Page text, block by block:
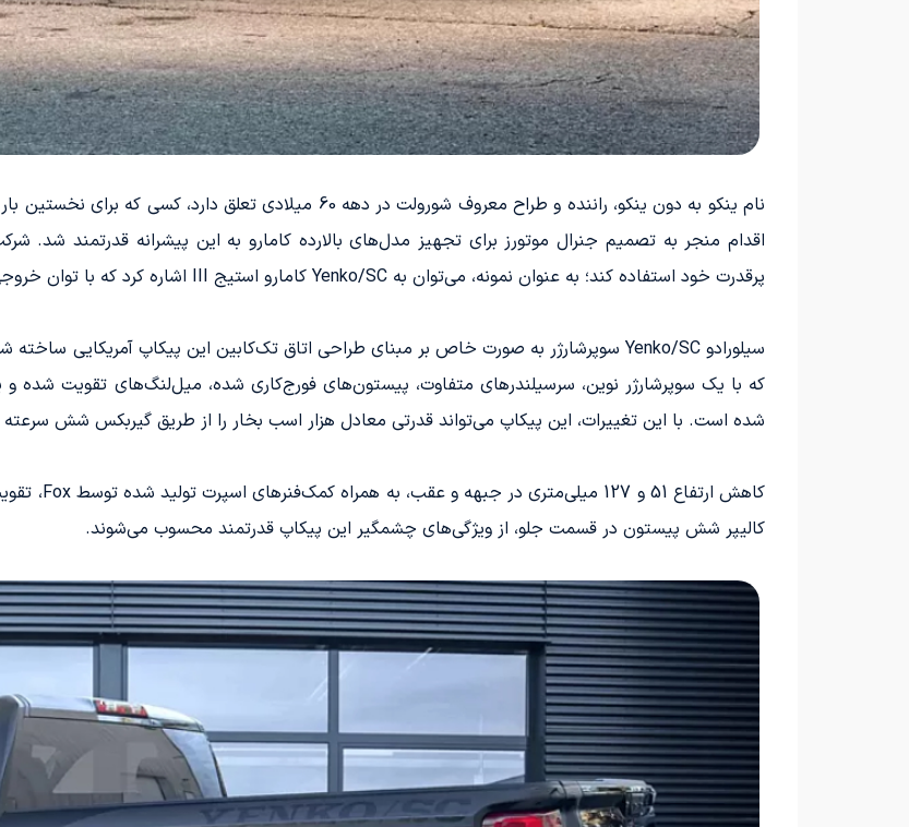
پرقدرت خود استفاده کند؛ به عنوان نمونه، می‌توان به Yenko/SC کامارو استیج III اشاره کرد که با توان خروجی فوق‌العاده 1521 اسب‌بخار عرضه می‌شود.
که با یک سوپرشارژر نوین، سرسیلندرهای متفاوت، پیستون‌های فورج‌کاری شده، میل‌لنگ‌های تقویت
شده است. با این تغییرات، این پیکاپ می‌تواند قدرتی معادل هزار اسب بخار را از طریق گیربکس شش سرعته MLC به محور عقب منتقل کند.
کالیپر شش پیستون در قسمت جلو، از ویژگی‌های چشمگیر این پیکاپ قدرتمند محسوب می‌شوند.